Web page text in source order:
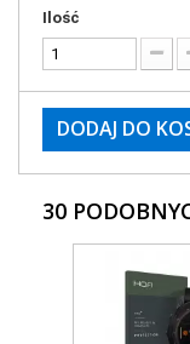
Ilość
DODAJ DO
30